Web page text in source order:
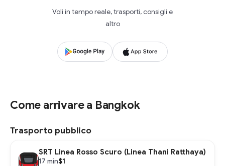
Voli in tempo reale, trasporti, consigli e
altro
Come arrivare a Bangkok
Trasporto pubblico
SRT Linea Rosso Scuro (Linea Thani Ratthaya)
17 min$1